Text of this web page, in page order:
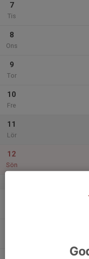
7
Tis
8
Ons
9
Tor
10
Fre
11
Lör
12
Sön